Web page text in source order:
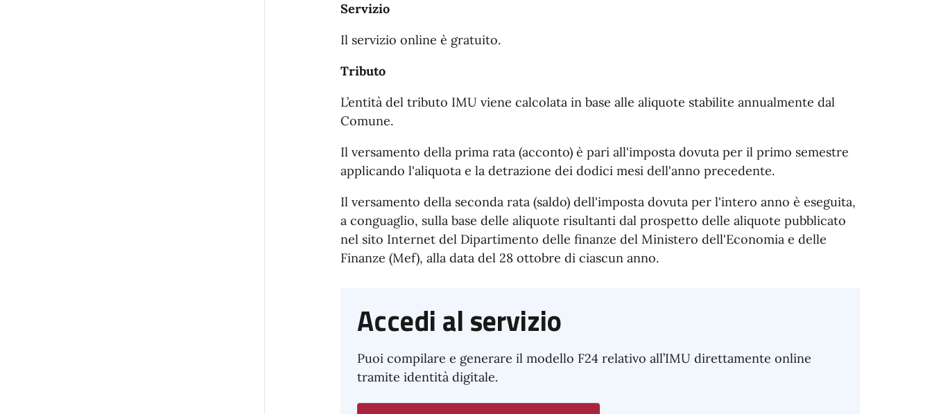
Servizio
Il servizio online è gratuito.
Tributo
L’entità del tributo IMU viene calcolata in base alle aliquote stabilite annualmente dal
Comune.
Il versamento della prima rata (acconto) è pari all'imposta dovuta per il primo semestre
applicando l'aliquota e la detrazione dei dodici mesi dell'anno precedente.
Il versamento della seconda rata (saldo) dell'imposta dovuta per l'intero anno è eseguita,
a conguaglio, sulla base delle aliquote risultanti dal prospetto delle aliquote pubblicato
nel sito Internet del Dipartimento delle finanze del Ministero dell'Economia e delle
Finanze (Mef), alla data del 28 ottobre di ciascun anno.
Accedi al servizio
Puoi compilare e generare il modello F24 relativo all’IMU direttamente online
tramite identità digitale.